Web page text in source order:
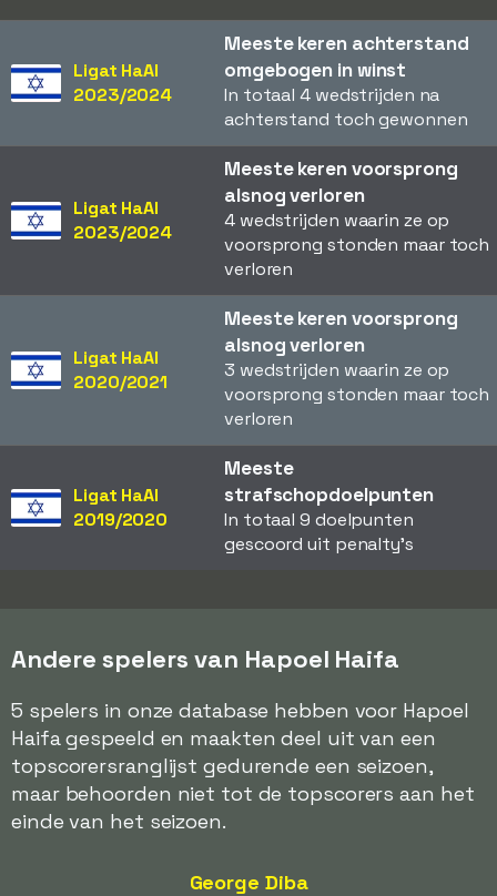
Ligat HaAl
2023/2024
Meeste keren achterstand
omgebogen in winst
In totaal 4 wedstrijden na
achterstand toch gewonnen
Ligat HaAl
2023/2024
Meeste keren voorsprong
alsnog verloren
4 wedstrijden waarin ze op
voorsprong stonden maar toch
verloren
Ligat HaAl
2020/2021
Meeste keren voorsprong
alsnog verloren
3 wedstrijden waarin ze op
voorsprong stonden maar toch
verloren
Ligat HaAl
2019/2020
Meeste
strafschopdoelpunten
In totaal 9 doelpunten
gescoord uit penalty's
Andere spelers van Hapoel Haifa
5 spelers in onze database hebben voor Hapoel
Haifa gespeeld en maakten deel uit van een
topscorersranglijst gedurende een seizoen,
maar behoorden niet tot de topscorers aan het
einde van het seizoen.
George Diba